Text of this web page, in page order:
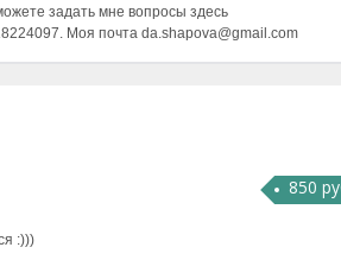
задать мне вопросы здесь
Моя почта da.shapova@gmail.com
850
:)))